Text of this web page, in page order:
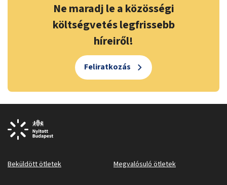
Ne maradj le a közösségi
költségvetés legfrissebb
híreiről!
Feliratkozás
Beküldött ötletek Megvalósuló ötletek